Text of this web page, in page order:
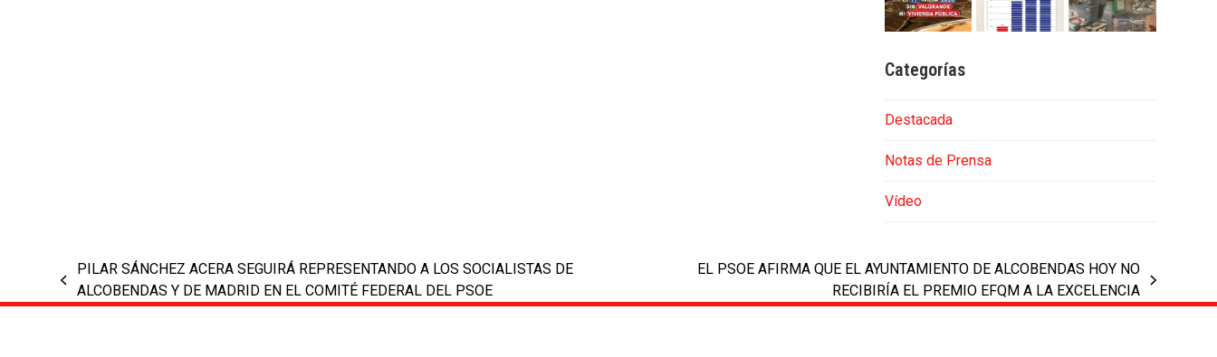
Categorías
Destacada
Notas de Prensa
Vídeo
previous
post:
PILAR SÁNCHEZ ACERA SEGUIRÁ REPRESENTANDO A LOS SOCIALISTAS DE
ALCOBENDAS Y DE MADRID EN EL COMITÉ FEDERAL DEL PSOE
post:
EL PSOE AFIRMA QUE EL AYUNTAMIENTO DE ALCOBENDAS HOY NO
RECIBIRÍA EL PREMIO EFQM A LA EXCELENCIA